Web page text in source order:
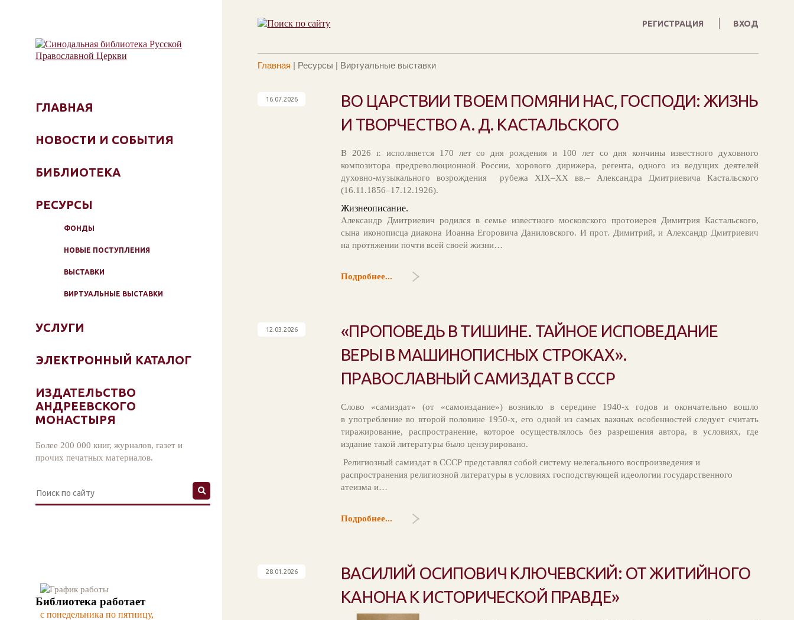
РЕГИСТРАЦИЯ ВХОД
ГЛАВНАЯ
НОВОСТИ И СОБЫТИЯ
БИБЛИОТЕКА
РЕСУРСЫ
ФОНДЫ
НОВЫЕ ПОСТУПЛЕНИЯ
ВЫСТАВКИ
ВИРТУАЛЬНЫЕ ВЫСТАВКИ
УСЛУГИ
ЭЛЕКТРОННЫЙ КАТАЛОГ
ИЗДАТЕЛЬСТВО
АНДРЕЕВСКОГО
МОНАСТЫРЯ
Более 200 000 книг, журналов, газет и
прочих печатных материалов.
Библиотека работает
с понедельника по пятницу,
Главная | Ресурсы | Виртуальные выставки
16.07.2026
ВО ЦАРСТВИИ ТВОЕМ ПОМЯНИ НАС, ГОСПОДИ: ЖИЗНЬ
И ТВОРЧЕСТВО А. Д. КАСТАЛЬСКОГО
В 2026 г. исполняется 170 лет со дня рождения и 100 лет со дня кончины известного духовного
композитора предреволюционной России, хорового дирижера, регента, одного из ведущих деятелей
духовно-музыкального возрождения рубежа XIX­–XX вв.– Александра Дмитриевича Кастальского
(16.11.1856–17.12.1926).
Жизнеописание.
Александр Дмитриевич родился в семье известного московского протоиерея Димитрия Кастальского,
сына иконописца диакона Иоанна Егоровича Даниловского. И прот. Димитрий, и Александр Дмитриевич
на протяжении почти всей своей жизни…
Подробнее...
12.03.2026
«ПРОПОВЕДЬ В ТИШИНЕ. ТАЙНОЕ ИСПОВЕДАНИЕ
ВЕРЫ В МАШИНОПИСНЫХ СТРОКАХ».
ПРАВОСЛАВНЫЙ САМИЗДАТ В СССР
Слово «самиздат» (от «самоиздание») возникло в середине 1940-х годов и окончательно вошло
в употребление во второй половине 1950-х, его одной из самых важных особенностей следует считать
тиражирование, распространение, которое осуществлялось без разрешения автора, в условиях, где
издание такой литературы было цензурировано.
Религиозный самиздат в СССР представлял собой систему нелегального воспроизведения и
распространения религиозной литературы в условиях господствующей идеологии государственного
атеизма и…
Подробнее...
28.01.2026
ВАСИЛИЙ ОСИПОВИЧ КЛЮЧЕВСКИЙ: ОТ ЖИТИЙНОГО
КАНОНА К ИСТОРИЧЕСКОЙ ПРАВДЕ»